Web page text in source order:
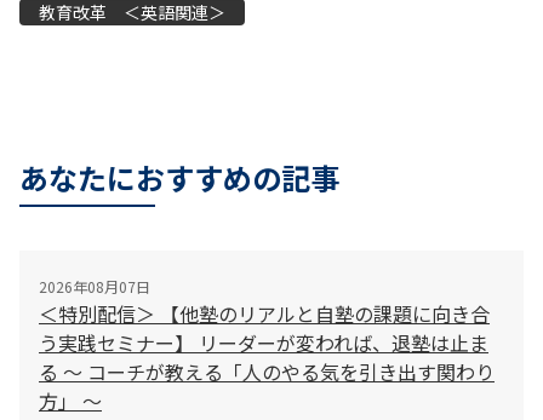
教育改革 ＜英語関連＞
あなたにおすすめの記事
2026年08月07日
＜特別配信＞ 【他塾のリアルと自塾の課題に向き合
う実践セミナー】 リーダーが変われば、退塾は止ま
る 〜 コーチが教える「人のやる気を引き出す関わり
方」 〜